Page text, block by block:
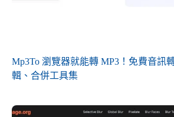
Mp3To 瀏覽器就能轉 MP3！免費音訊
輯、合併工具集